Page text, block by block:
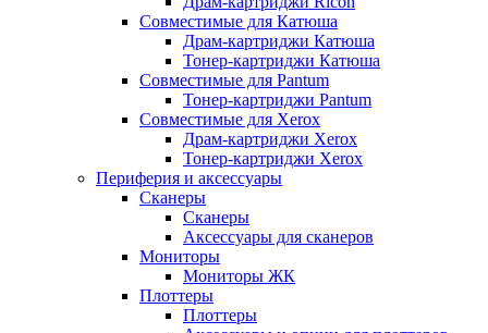
Совместимые для Катюша
Драм-картриджи Катюша
Тонер-картриджи Катюша
Совместимые для Pantum
Тонер-картриджи Pantum
Совместимые для Xerox
Драм-картриджи Xerox
Тонер-картриджи Xerox
Периферия и аксессуары
Сканеры
Сканеры
Аксессуары для сканеров
Мониторы
Мониторы ЖК
Плоттеры
Плоттеры